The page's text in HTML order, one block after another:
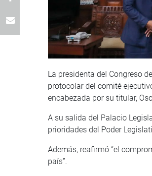
La presidenta del Congreso
protocolar del comité
encabezada por su titular,
A su salida del Palacio
prioridades del Poder
Además, reafirmó “el
país”.